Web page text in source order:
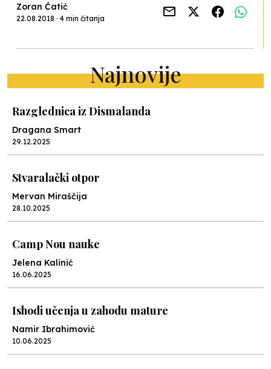
Zoran Ćatić
22.08.2018 · 4 min čitanja
Najnovije
Razglednica iz Dismalanda
Dragana Smart
29.12.2025
Stvaralački otpor
Mervan Miraščija
28.10.2025
Camp Nou nauke
Jelena Kalinić
16.06.2025
Ishodi učenja u zahodu mature
Namir Ibrahimović
10.06.2025